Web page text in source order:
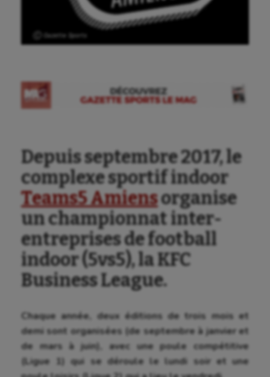
Aéronautique
Athlétisme
Auto
Ⓒ Gazette Sports
Depuis septembre 2017, le
complexe sportif indoor
Teams5 Amiensorganise
un championnat inter-
entreprises de football
indoor (5vs5), la KFC
Business League.
Chaque année, deux éditions de trois mois et
demi sont organisées (de septembre à janvier et
de mars à juin), avec une poule compétitive
(Ligue 1) qui se déroule le lundi soir et une